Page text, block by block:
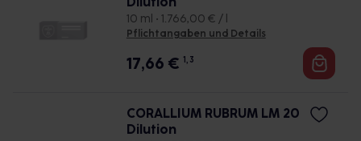
10 ml • 1.766,00 € / l
Pflichtangaben und Details
17,66 € 1, 3
CORALLIUM RUBRUM LM 20
Dilution